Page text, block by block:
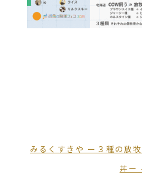
みるくすきや ー３種の放
丼ー